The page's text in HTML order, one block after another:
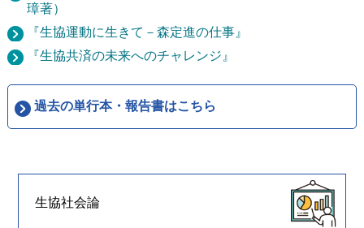
璋著）
『生協運動に生きて－森定進の仕事』
『生協共済の未来へのチャレンジ』
過去の単行本・報告書はこちら
生協社会論